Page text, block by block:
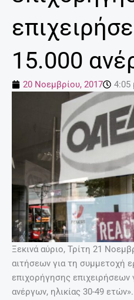
15.000
20 Νοεμβρίου, 2017 4:05
Ξεκινά αύριο, Τρίτη 21
αιτήσεων για τη συμμετοχή
επιχορήγησης επιχειρήσεων
ανέργων, ηλικίας 30-49